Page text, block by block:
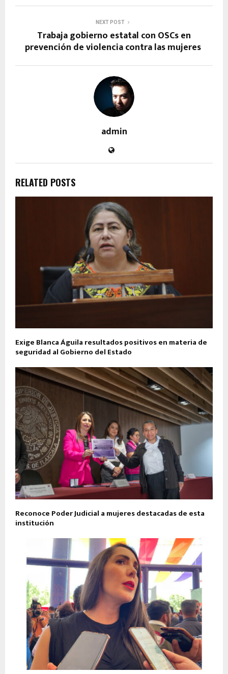
NEXT POST
Trabaja gobierno estatal con OSCs en
prevención de violencia contra las mujeres
admin
RELATED POSTS
Exige Blanca Águila resultados positivos en materia de
seguridad al Gobierno del Estado
Reconoce Poder Judicial a mujeres destacadas de esta
institución